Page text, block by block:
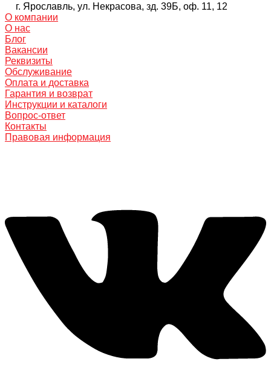
г. Ярославль, ул. Некрасова, зд. 39Б, оф. 11, 12
О компании
О нас
Блог
Вакансии
Реквизиты
Обслуживание
Оплата и доставка
Гарантия и возврат
Инструкции и каталоги
Вопрос-ответ
Контакты
Правовая информация